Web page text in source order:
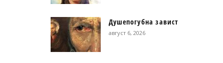
Душепогубна завист
август 6, 2026